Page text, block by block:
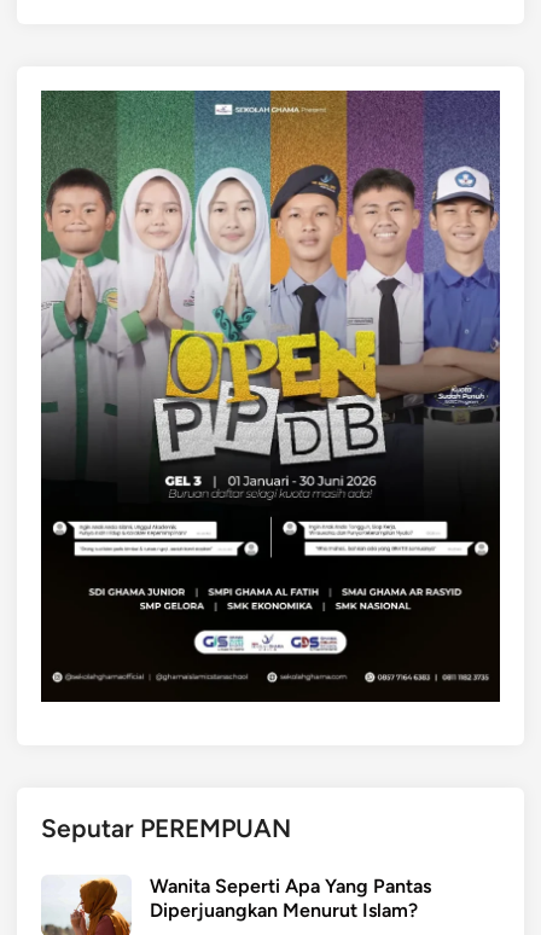
Seputar PEREMPUAN
Wanita Seperti Apa Yang Pantas
Diperjuangkan Menurut Islam?